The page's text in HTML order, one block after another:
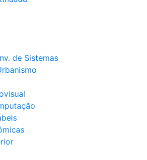
de Sistemas